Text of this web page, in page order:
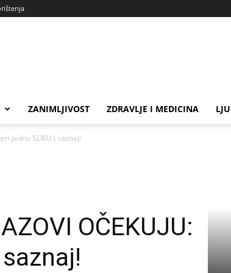
ZANIMLJIVOST ZDRAVLJE I MEDICINA
jednu SLIKU i saznaj!
OČEKUJU: